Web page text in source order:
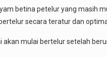
betina petelur yang masih
secara teratur dan
akan mulai bertelur setelah